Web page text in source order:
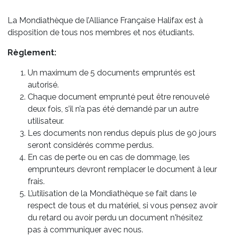
La Mondiathèque de l’Alliance Française Halifax est à
disposition de tous nos membres et nos étudiants.
Règlement:
Un maximum de 5 documents empruntés est
autorisé.
Chaque document emprunté peut être renouvelé
deux fois, s’il n’a pas été demandé par un autre
utilisateur.
Les documents non rendus depuis plus de 90 jours
seront considérés comme perdus.
En cas de perte ou en cas de dommage, les
emprunteurs devront remplacer le document à leur
frais.
L’utilisation de la Mondiathèque se fait dans le
respect de tous et du matériel, si vous pensez avoir
du retard ou avoir perdu un document n'hésitez
pas à communiquer avec nous.